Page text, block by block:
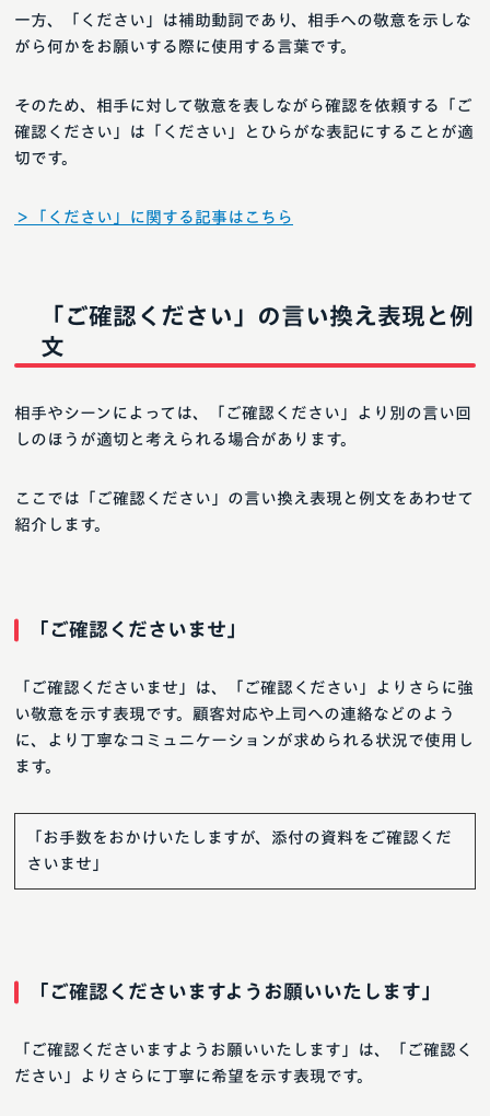
一方、「ください」は補助動詞であり、相手への敬意を示しな
がら何かをお願いする際に使用する言葉です。
そのため、相手に対して敬意を表しながら確認を依頼する「ご
確認ください」は「ください」とひらがな表記にすることが適
切です。
＞「ください」に関する記事はこちら
「ご確認ください」の言い換え表現と例
文
相手やシーンによっては、「ご確認ください」より別の言い回
しのほうが適切と考えられる場合があります。
ここでは「ご確認ください」の言い換え表現と例文をあわせて
紹介します。
「ご確認くださいませ」
「ご確認くださいませ」は、「ご確認ください」よりさらに強
い敬意を示す表現です。顧客対応や上司への連絡などのよう
に、より丁寧なコミュニケーションが求められる状況で使用し
ます。
「お手数をおかけいたしますが、添付の資料をご確認くだ
さいませ」
「ご確認くださいますようお願いいたします」
「ご確認くださいますようお願いいたします」は、「ご確認く
ださい」よりさらに丁寧に希望を示す表現です。